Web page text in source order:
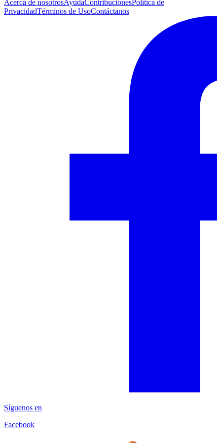
Acerca de nosotrosAyudaContribucionesPolítica de
PrivacidadTérminos de UsoContáctanos
Síguenos en
Facebook